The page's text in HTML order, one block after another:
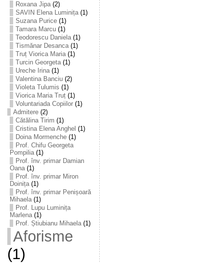
Roxana Jipa(2)
SAVIN Elena Luminița(1)
Suzana Purice(1)
Tamara Marcu(1)
Teodorescu Daniela(1)
Tismănar Desanca(1)
Truț Viorica Maria(1)
Turcin Georgeta(1)
Ureche Irina(1)
Valentina Banciu(2)
Violeta Tulumis (1)
Viorica Maria Truț(1)
Voluntariada Copiilor(1)
Admitere(2)
Cătălina Tirim (1)
Cristina Elena Anghel (1)
Doina Mormenche(1)
Prof. Chifu Georgeta
Pompilia(1)
Prof. înv. primar Damian
Oana(1)
Prof. înv. primar Miron
Doinița(1)
Prof. înv. primar Penișoară
Mihaela(1)
Prof. Lupu Luminița
Marlena(1)
Prof. Știubianu Mihaela(1)
Aforisme
(1)